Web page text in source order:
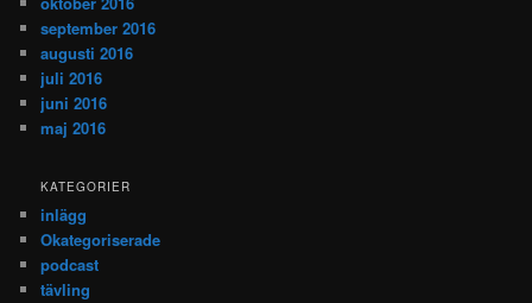
september 2016
augusti 2016
juli 2016
juni 2016
maj 2016
KATEGORIER
inlägg
Okategoriserade
podcast
tävling